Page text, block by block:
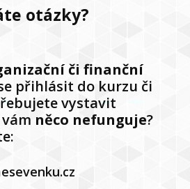
otázky?
či finanční
přihlásit do kurzu či
vystavit
něco nefunguje?